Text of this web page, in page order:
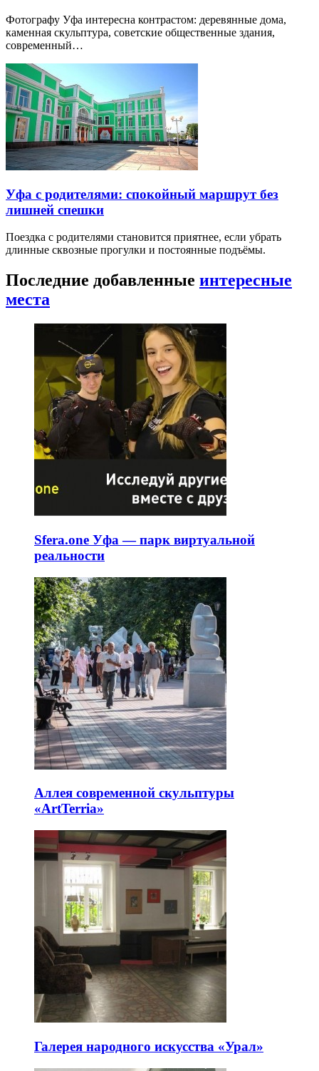
Фотографу Уфа интересна контрастом: деревянные дома,
каменная скульптура, советские общественные здания,
современный…
Уфа с родителями: спокойный маршрут без
лишней спешки
Поездка с родителями становится приятнее, если убрать
длинные сквозные прогулки и постоянные подъёмы.
Последние добавленные интересные
места
Sfera.one Уфа — парк виртуальной
реальности
Аллея современной скульптуры
«ArtTerria»
Галерея народного искусства «Урал»